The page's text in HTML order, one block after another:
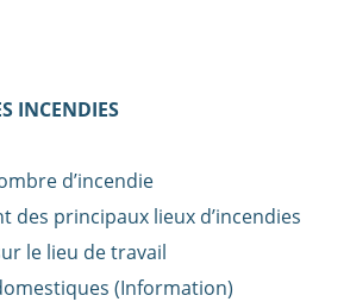
INCENDIES
d’incendie
des principaux lieux d’incendies
le lieu de travail
(Information)